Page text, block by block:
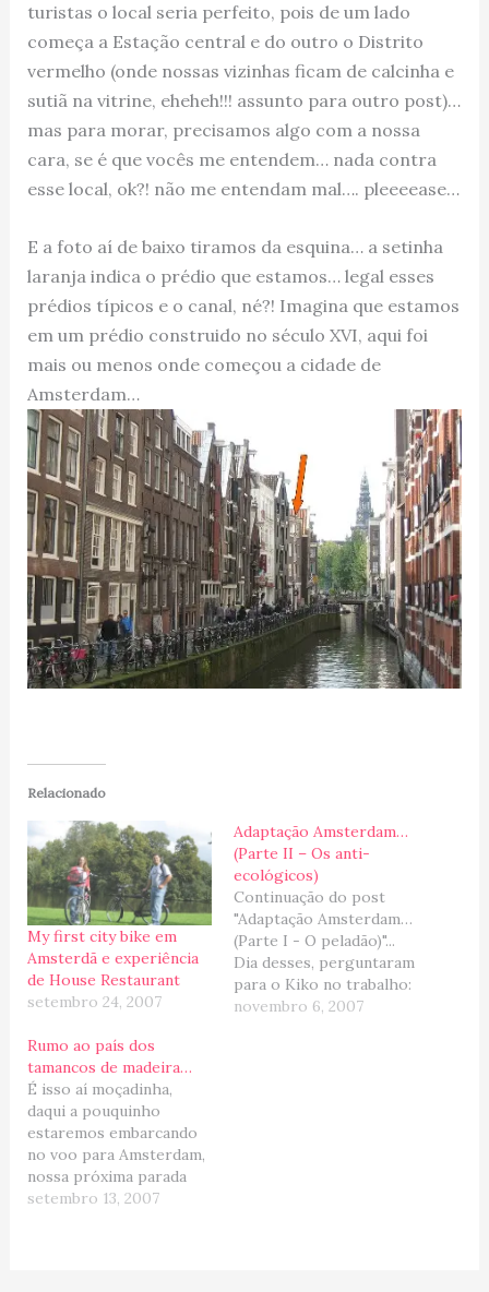
turistas o local seria perfeito, pois de um lado
começa a Estação central e do outro o Distrito
vermelho (onde nossas vizinhas ficam de calcinha e
sutiã na vitrine, eheheh!!! assunto para outro post)…
mas para morar, precisamos algo com a nossa
cara, se é que vocês me entendem… nada contra
esse local, ok?! não me entendam mal…. pleeeease…
E a foto aí de baixo tiramos da esquina… a setinha
laranja indica o prédio que estamos… legal esses
prédios típicos e o canal, né?! Imagina que estamos
em um prédio construido no século XVI, aqui foi
mais ou menos onde começou a cidade de
Amsterdam…
Relacionado
My first city bike em
Amsterdã e experiência
de House Restaurant
setembro 24, 2007
Adaptação Amsterdam…
(Parte II – Os anti-
ecológicos)
Continuação do post
"Adaptação Amsterdam…
(Parte I - O peladão)"...
Dia desses, perguntaram
para o Kiko no trabalho:
Colega de trabalho: "E aí,
novembro 6, 2007
Rumo ao país dos
tamancos de madeira…
É isso aí moçadinha,
daqui a pouquinho
estaremos embarcando
no voo para Amsterdam,
nossa próxima parada
temporaria... Mal posso
setembro 13, 2007